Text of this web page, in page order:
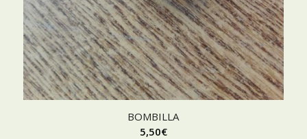
BOMBILLA
5,50€